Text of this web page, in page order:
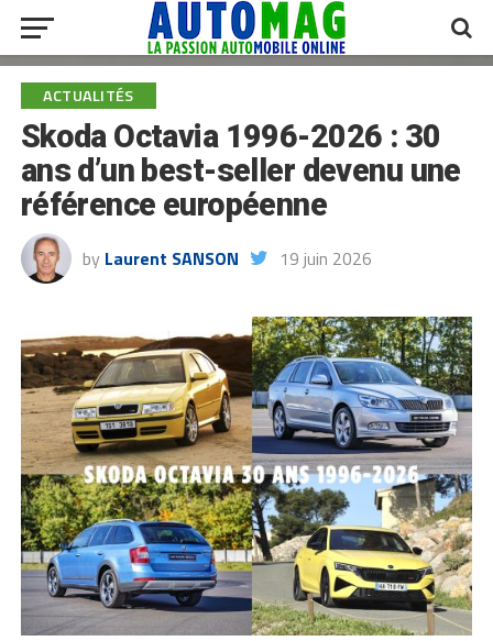
ACTUALITÉS
Skoda Octavia 1996-2026 : 30
ans d’un best-seller devenu une
référence européenne
by Laurent SANSON 19 juin 2026